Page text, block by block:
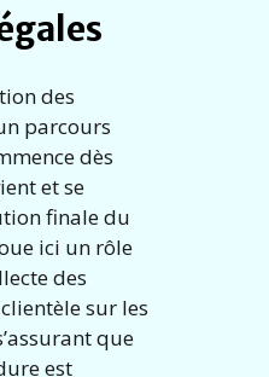
des
parcours
dès
et se
finale du
ici un rôle
des
sur les
que
est